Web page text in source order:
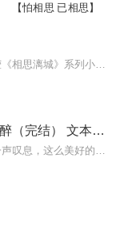
【怕相思 已相思】
长相思夭柳｜相思入骨终成醉（完结） 文本：知乎 寒